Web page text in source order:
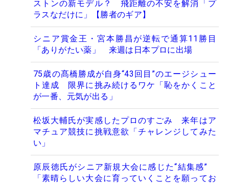
ストンの新モデル？ 飛距離の不安を解消「プ
ラスなだけに」【勝者のギア】
シニア賞金王・宮本勝昌が逆転で通算11勝目
「ありがたい薬」 来週は日本プロに出場
75歳の髙橋勝成が自身“43回目”のエージシュー
ト達成 限界に挑み続けるワケ「恥をかくこと
が一番、元気が出る」
松坂大輔氏が実感したプロのすごみ 来年はア
マチュア競技に挑戦意欲「チャレンジしてみた
い」
原辰徳氏がシニア新規大会に感じた“結集感”
「素晴らしい大会に育っていくことを願ってお